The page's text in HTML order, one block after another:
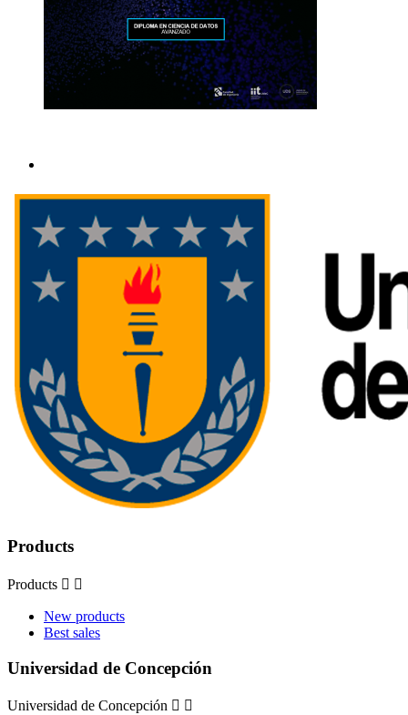
Products
Products  
New products
Best sales
Universidad de Concepción
Universidad de Concepción  